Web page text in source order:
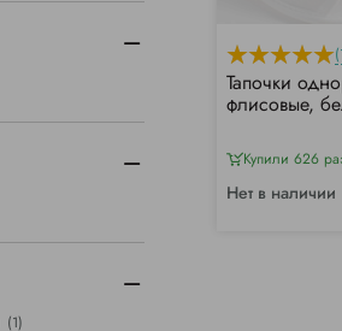
(1)
Тапочки
флисовые,
Купили 626
Нет в наличии